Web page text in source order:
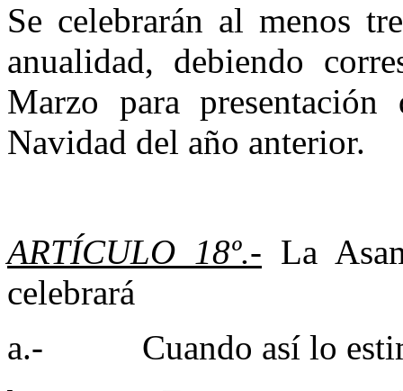
Se celebrarán al menos
anualidad, debiendo
Marzo para
Navidad del año anterior.
ARTÍCULO 18º.- La
celebrará
a.- Cuando así lo